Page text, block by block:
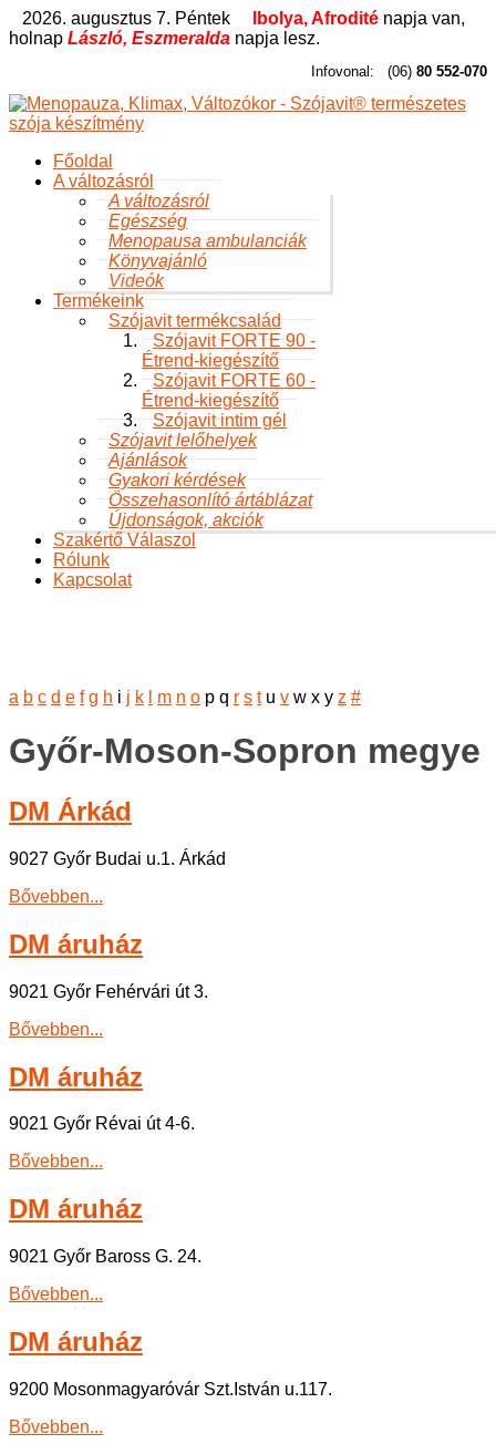
2026. augusztus 7. Péntek Ibolya, Afrodité napja van,
holnap László, Eszmeralda napja lesz.
Infovonal: (06) 80 552-070
Főoldal
A változásról
A változásról
Egészség
Menopausa ambulanciák
Könyvajánló
Videók
Termékeink
Szójavit termékcsalád
Szójavit FORTE 90 -
Étrend-kiegészítő
Szójavit FORTE 60 -
Étrend-kiegészítő
Szójavit intim gél
Szójavit lelőhelyek
Ajánlások
Gyakori kérdések
Összehasonlító ártáblázat
Újdonságok, akciók
Szakértő Válaszol
Rólunk
Kapcsolat
a b c d e f g h i j k m n o p q r s t u v w x y z #
Győr-Moson-Sopron megye
DM Árkád
9027 Győr Budai u.1. Árkád
Bővebben...
DM áruház
9021 Győr Fehérvári út 3.
Bővebben...
DM áruház
9021 Győr Révai út 4-6.
Bővebben...
DM áruház
9021 Győr Baross G. 24.
Bővebben...
DM áruház
9200 Mosonmagyaróvár Szt.István u.117.
Bővebben...